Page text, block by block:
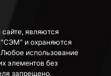
являются
"СЭМ" и охраняются
использование
элементов без
запрещено.